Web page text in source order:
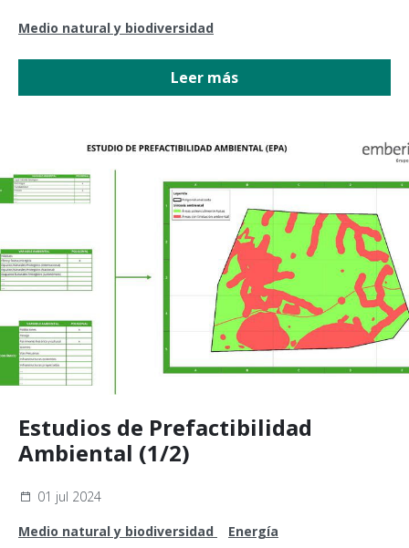
Medio natural y biodiversidad
Leer más
Estudios de Prefactibilidad
Ambiental (1/2)
01 jul 2024
Medio natural y biodiversidad
Energía